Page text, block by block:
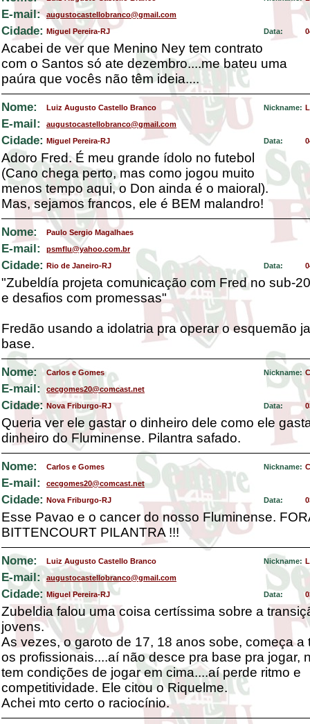
E-mail: augustocastellobranco@gmail.com
Cidade: Miguel Pereira-RJ Data:
Acabei de ver que Menino Ney tem contrato
com o Santos só ate dezembro....me bateu uma
paúra que vocês não têm ideia....
Nome: Luiz Augusto Castello Branco Nickname:
E-mail: augustocastellobranco@gmail.com
Cidade: Miguel Pereira-RJ Data:
Adoro Fred. É meu grande ídolo no futebol
(Cano chega perto, mas como jogou muito
menos tempo aqui, o Don ainda é o maioral).
Mas, sejamos francos, ele é BEM malandro!
Nome: Paulo Sergio Magalhaes
E-mail: psmflu@yahoo.com.br
Cidade: Rio de Janeiro-RJ Data:
"Zubeldía projeta comunicação com Fred no sub-
e desafios com promessas"
Fredão usando a idolatria pra operar o esquemão
base.
Nome: Carlos e Gomes Nickname:
E-mail: cecgomes20@comcast.net
Cidade: Nova Friburgo-RJ Data:
Queria ver ele gastar o dinheiro dele como ele
dinheiro do Fluminense. Pilantra safado.
Nome: Carlos e Gomes Nickname:
E-mail: cecgomes20@comcast.net
Cidade: Nova Friburgo-RJ Data:
Esse Pavao e o cancer do nosso Fluminense.
BITTENCOURT PILANTRA !!!
Nome: Luiz Augusto Castello Branco Nickname:
E-mail: augustocastellobranco@gmail.com
Cidade: Miguel Pereira-RJ Data:
Zubeldia falou uma coisa certíssima sobre a
jovens.
As vezes, o garoto de 17, 18 anos sobe, começa a
os profissionais....aí não desce pra base pra jogar,
tem condições de jogar em cima....aí perde ritmo e
competitividade. Ele citou o Riquelme.
Achei mto certo o raciocínio.